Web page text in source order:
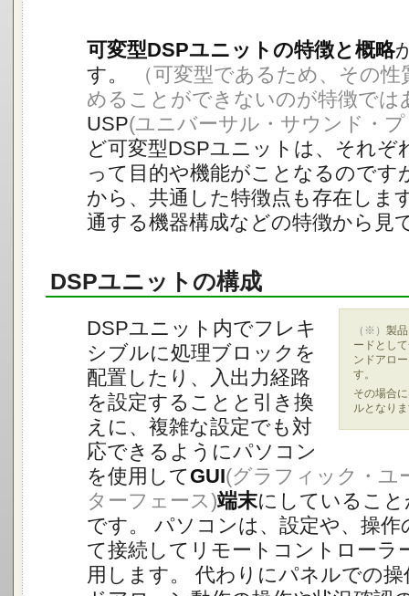
可変型DSPユニットの特徴と概略
す。
（可変型であるため、その
めることができないのが特徴では
USP(ユニバーサル・サウンド・
ど可変型DSPユニットは、それぞ
って目的や機能がことなるのです
から、共通した特徴点も存在しま
通する機器構成などの特徴から見
DSPユニットの構成
（※） 製
ードとし
ンドアロ
す。
その場合
ルとなり
DSPユニット内でフレキ
シブルに処理ブロックを
配置したり、入出力経路
を設定することと引き換
えに、複雑な設定でも対
応できるようにパソコン
を使用してGUI(グラフィック・ユ
ターフェース)端末にしているこ
です。 パソコンは、設定や、操作
て接続してリモートコントローラ
用します。 代わりにパネルでの